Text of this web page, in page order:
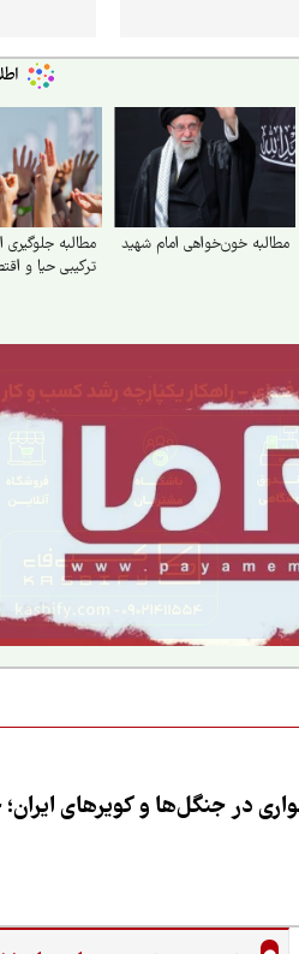
مطالبه خون‌خواهی امام شهید
مطالبه
ترکیبی حیا و
در جنگل‌ها و کویرهای ایران؛